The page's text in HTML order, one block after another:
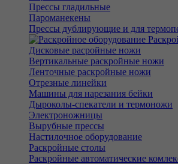
Прессы гладильные
Пароманекены
Прессы дублирующие и для
Дисковые расройные ножи
Вертикальные раскройные ножи
Ленточные раскройные ножи
Отрезные линейки
Машины для нарезания бейки
Дыроколы-спекатели и термоножи
Электроножницы
Вырубные прессы
Настилочное оборудование
Раскройные столы
Раскройные автоматические